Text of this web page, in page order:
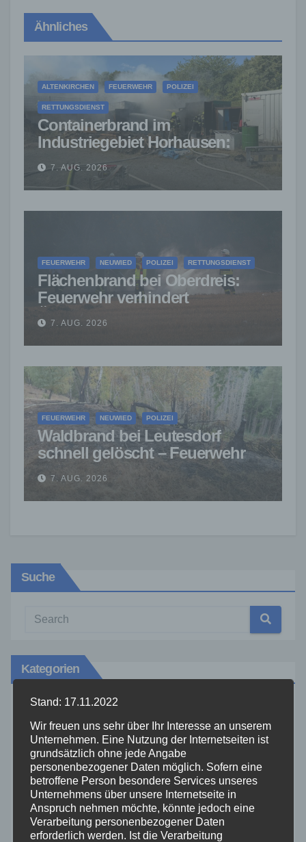
Ähnliches
ALTENKIRCHEN FEUERWEHR POLIZEI
RETTUNGSDIENST
Containerbrand im
Industriegebiet Horhausen:
Feuerwehr verhindert weitere
Ausbreitung
7. AUG. 2026
FEUERWEHR NEUWIED POLIZEI RETTUNGSDIENST
Flächenbrand bei Oberdreis:
Feuerwehr verhindert
Übergreifen auf Waldgebiet
7. AUG. 2026
FEUERWEHR NEUWIED POLIZEI
Waldbrand bei Leutesdorf
schnell gelöscht – Feuerwehr
warnt vor erhöhter Brandgefahr
7. AUG. 2026
Suche
Kategorien
Allgemein
Altenkirchen
Bundespolizei
Stand: 17.11.2022
Wir freuen uns sehr über Ihr Interesse an unserem
Unternehmen. Eine Nutzung der Internetseiten ist
grundsätzlich ohne jede Angabe
personenbezogener Daten möglich. Sofern eine
betroffene Person besondere Services unseres
Unternehmens über unsere Internetseite in
Anspruch nehmen möchte, könnte jedoch eine
Verarbeitung personenbezogener Daten
erforderlich werden. Ist die Verarbeitung